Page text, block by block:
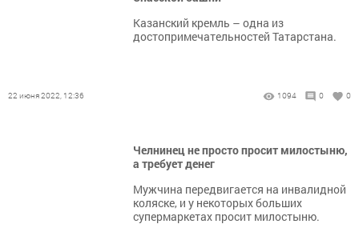
Казанский кремль – одна из
достопримечательностей Татарстана.
22 июня 2022, 12:36 1094 0 0
Челнинец не просто просит милостыню,
а требует денег
Мужчина передвигается на инвалидной
коляске, и у некоторых больших
супермаркетах просит милостыню.